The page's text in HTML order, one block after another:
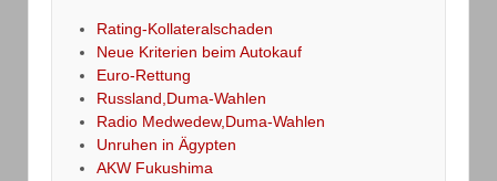
Rating-Kollateralschaden
Neue Kriterien beim Autokauf
Euro-Rettung
Russland,Duma-Wahlen
Radio Medwedew,Duma-Wahlen
Unruhen in Ägypten
AKW Fukushima